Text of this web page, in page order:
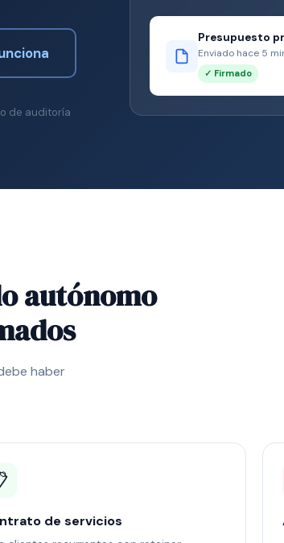
de auditoría
Presupuesto
Enviado hace 5
✓ Firmado
autónomo
haber
de servicios